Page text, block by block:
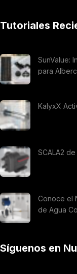
Tutoriales
SunValue:
para
KalyxX
SCALA2
Conoce el
de Agua
Síguenos en